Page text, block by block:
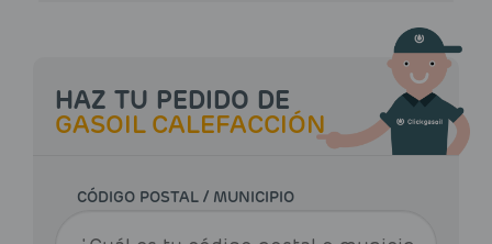
HAZ TU PEDIDO DE
GASOIL CALEFACCIÓN
CÓDIGO POSTAL / MUNICIPIO